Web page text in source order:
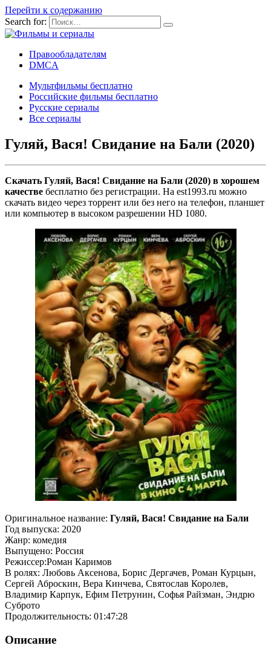
Перейти к содержанию
Search for:
Правообладателям
DMCA
Мультфильмы бесплатно
Российские фильмы бесплатно
Русские сериалы
Все сериалы
Гуляй, Вася! Свидание на Бали (2020)
Скачать Гуляй, Вася! Свидание на Бали (2020) в хорошем
качестве бесплатно без регистрации. На est1993.ru можно
скачать видео через торрент или без него на телефон, планшет
или компьютер в высоком разрешении HD 1080.
Оригинальное название: Гуляй, Вася! Свидание на Бали
Год выпуска: 2020
Жанр: комедия
Выпущено: Россия
Режиссер:Роман Каримов
В ролях: Любовь Аксенова, Борис Дергачев, Роман Курцын,
Сергей Аброскин, Вера Кинчева, Святослав Королев,
Владимир Карпук, Ефим Петрунин, Софья Райзман, Эндрю
Суброто
Продолжительность: 01:47:28
Описание